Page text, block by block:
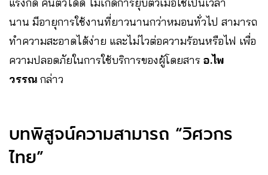
นาน มีอายุการใช้งานที่ยาวนานกว่าหมอนทั่วไป สามารถ
ทำความสะอาดได้ง่าย และไม่ไวต่อความร้อนหรือไฟ เพื่อ
ความปลอดภัยในการใช้บริการของผู้โดยสาร อ.ไพ
วรรณ กล่าว
บทพิสูจน์ความสามารถ “วิศวกร
ไทย”